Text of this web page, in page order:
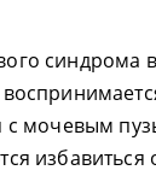
синдрома
с мочевым
избавиться